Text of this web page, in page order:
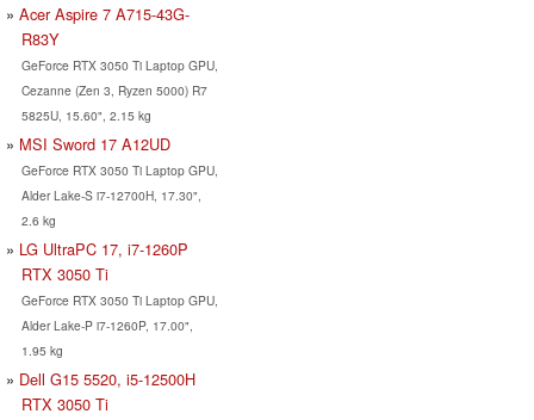
Acer Aspire 7 A715-43G-
R83Y
GeForce RTX 3050 Ti Laptop GPU,
Cezanne (Zen 3, Ryzen 5000) R7
5825U, 15.60", 2.15 kg
MSI Sword 17 A12UD
GeForce RTX 3050 Ti Laptop GPU,
Alder Lake-S i7-12700H, 17.30",
2.6 kg
LG UltraPC 17, i7-1260P
RTX 3050 Ti
GeForce RTX 3050 Ti Laptop GPU,
Alder Lake-P i7-1260P, 17.00",
1.95 kg
Dell G15 5520, i5-12500H
RTX 3050 Ti